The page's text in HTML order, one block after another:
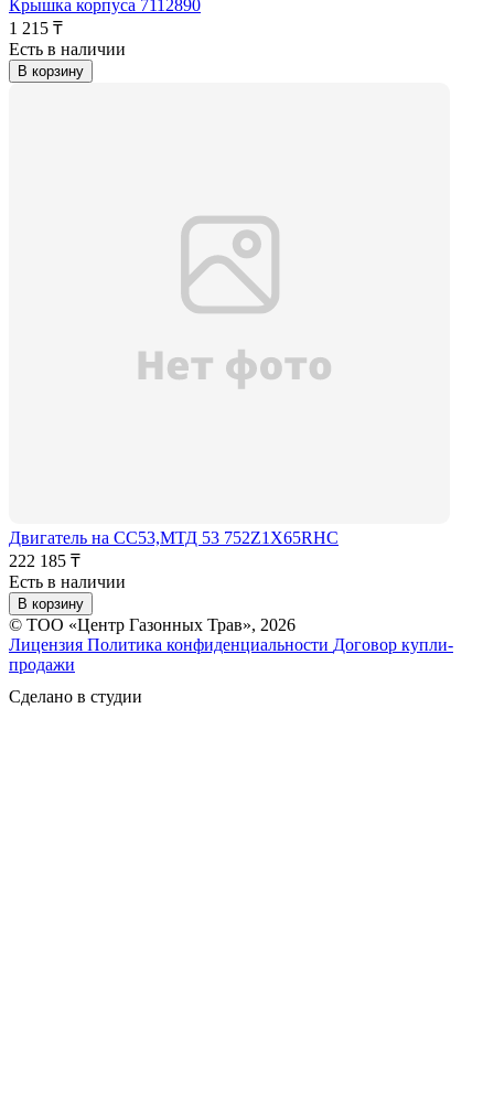
Крышка корпуса 7112890
1 215 ₸
Есть в наличии
В корзину
Двигатель на СС53,МТД 53 752Z1X65RHC
222 185 ₸
Есть в наличии
В корзину
© ТОО «Центр Газонных Трав», 2026
Лицензия Политика конфиденциальности Договор купли-
продажи
Сделано в студии